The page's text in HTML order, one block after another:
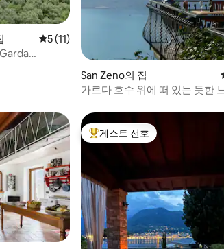
평점 5점(5점 만점), 후기 11개
5 (11)
San Zeno의 집
가르다 호수 위에 떠 있는 듯한
상위 게스트 선호
게스트 선호